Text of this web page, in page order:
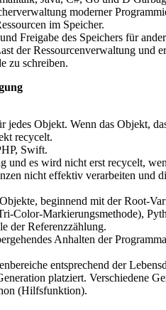
moderner
im Speicher.
Freigabe des Speichers für
der Ressourcenverwaltung und
zu schreiben.
jedes Objekt. Wenn das Objekt,
recycelt.
Swift.
und es wird nicht erst recycelt,
nicht effektiv verarbeiten und
beginnend mit der Root-
Color-Markierungsmethode),
der Referenzzählung.
Anhalten der
entsprechend der
platziert. Verschiedene
(Hilfsfunktion).